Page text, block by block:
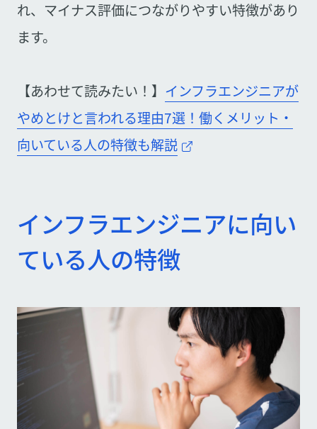
れ、マイナス評価につながりやすい特徴があり
ます。
【あわせて読みたい！】 インフラエンジニアが
やめとけと言われる理由7選！働くメリット・
向いている人の特徴も解説
インフラエンジニアに向い
ている人の特徴